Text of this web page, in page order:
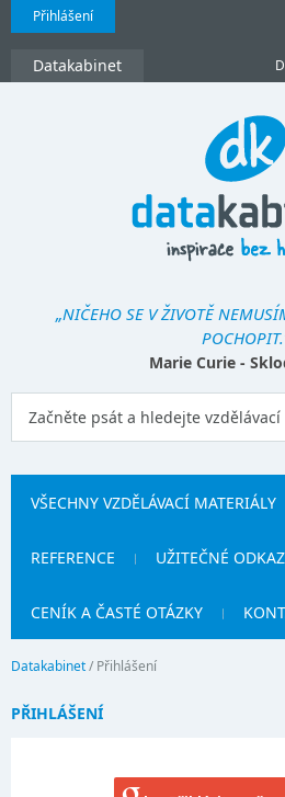
Přihlášení
Datakabinet
„NIČEHO SE V ŽIVOTĚ
Marie Curie -
VŠECHNY VZDĚLÁVACÍ MATERIÁLY
REFERENCE UŽITEČNÉ
CENÍK A ČASTÉ OTÁZKY
Datakabinet/ Přihlášení
PŘIHLÁŠENÍ